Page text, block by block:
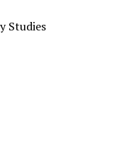
Studies